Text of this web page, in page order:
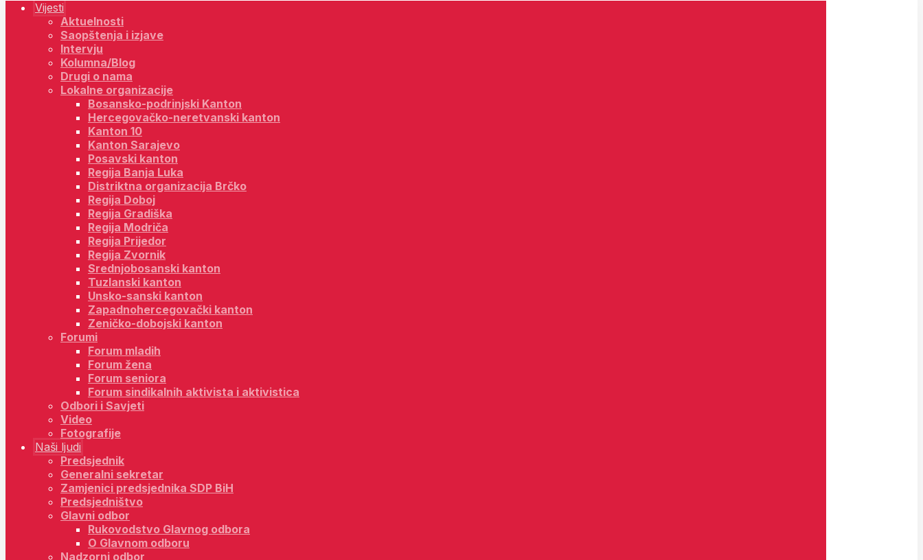
Vijesti
Aktuelnosti
Saopštenja i izjave
Intervju
Kolumna/Blog
Drugi o nama
Lokalne organizacije
Bosansko-podrinjski Kanton
Hercegovačko-neretvanski kanton
Kanton 10
Kanton Sarajevo
Posavski kanton
Regija Banja Luka
Distriktna organizacija Brčko
Regija Doboj
Regija Gradiška
Regija Modriča
Regija Prijedor
Regija Zvornik
Srednjobosanski kanton
Tuzlanski kanton
Unsko-sanski kanton
Zapadnohercegovački kanton
Zeničko-dobojski kanton
Forumi
Forum mladih
Forum žena
Forum seniora
Forum sindikalnih aktivista i aktivistica
Odbori i Savjeti
Video
Fotografije
Naši ljudi
Predsjednik
Generalni sekretar
Zamjenici predsjednika SDP BiH
Predsjedništvo
Glavni odbor
Rukovodstvo Glavnog odbora
O Glavnom odboru
Nadzorni odbor